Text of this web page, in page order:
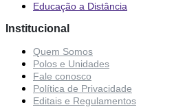
Educação a Distância
Institucional
Quem Somos
Polos e Unidades
Fale conosco
Política de Privacidade
Editais e Regulamentos